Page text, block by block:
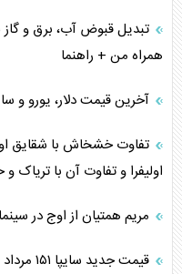
تبدیل قبوض آب، برق و گاز
همراه من + راهنما
آخرین قیمت دلار، یورو و سایر ارز‌ها ۱۲
تفاوت خشخاش با شقایق
اولیفرا و تفاوت آن با
مریم همتیان از اوج در